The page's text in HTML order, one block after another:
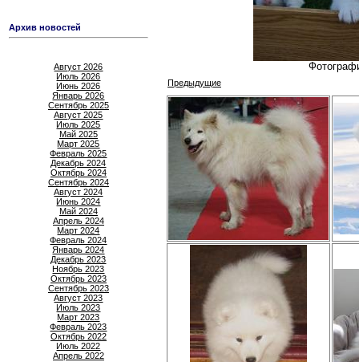
Архив новостей
Август 2026
Июль 2026
Июнь 2026
Январь 2026
Сентябрь 2025
Август 2025
Июль 2025
Май 2025
Март 2025
Февраль 2025
Декабрь 2024
Октябрь 2024
Сентябрь 2024
Август 2024
Июнь 2024
Май 2024
Апрель 2024
Март 2024
Февраль 2024
Январь 2024
Декабрь 2023
Ноябрь 2023
Октябрь 2023
Сентябрь 2023
Август 2023
Июль 2023
Март 2023
Февраль 2023
Октябрь 2022
Июль 2022
Апрель 2022
Предыдущие